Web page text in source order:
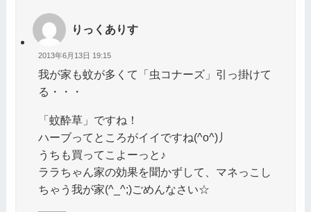
りっくありす
2013年6月13日 19:15
我が家も蚊が多くて「虫コナーズ」引っ掛けて
る・・・
「蚊酔草」ですね！
ハーブってところがイイですね(^o^)丿
うちも買ってこよーっと♪
ララちゃん家の効果を聞かずして、マネっこし
ちゃう我が家(^_^;)ごめんなさい☆